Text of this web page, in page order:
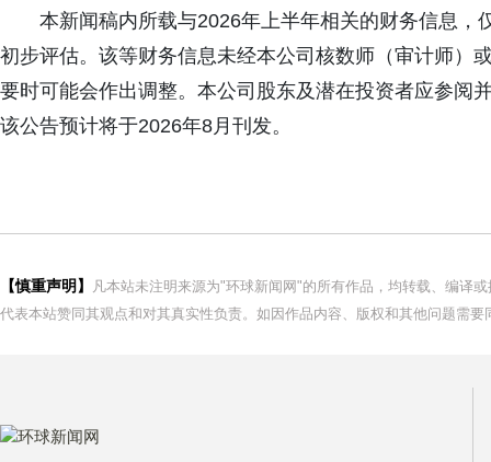
本新闻稿内所载与2026年上半年相关的财务信息，
初步评估。该等财务信息未经本公司核数师（审计师）
要时可能会作出调整。本公司股东及潜在投资者应参阅
该公告预计将于2026年8月刊发。
【慎重声明】
凡本站未注明来源为"环球新闻网"的所有作品，均转载、编译
代表本站赞同其观点和对其真实性负责。如因作品内容、版权和其他问题需